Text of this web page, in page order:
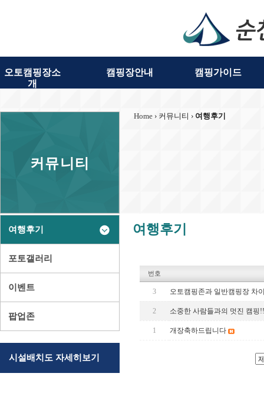
오토캠핑장소
개
캠핑장안내 캠핑가이드
Home › 커뮤니티 › 여행후기
커뮤니티
여행후기
포토갤러리
이벤트
팝업존
시설배치도 자세히보기
여행후기
번호
3 오토캠핑존과 일반캠핑장 차
2 소중한 사람들과의 멋진 캠핑
1 개장축하드립니다